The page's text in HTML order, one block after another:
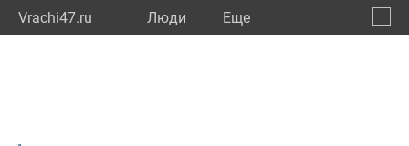
Vrachi47.ru Люди Eще